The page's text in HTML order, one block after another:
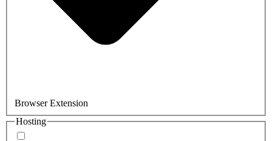
Browser Extension
Hosting